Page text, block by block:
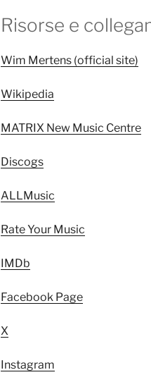
Risorse e
Wim Mertens (official site)
Wikipedia
MATRIX New Music Centre
Discogs
ALLMusic
Rate Your Music
IMDb
Facebook Page
X
Instagram